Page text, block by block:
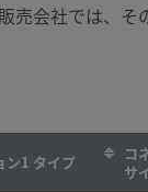
売会社では、
ン1 タイプ
コ
サ